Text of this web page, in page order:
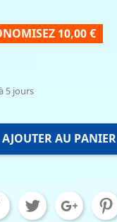
10,00 €
5 jours
AJOUTER AU PANIER